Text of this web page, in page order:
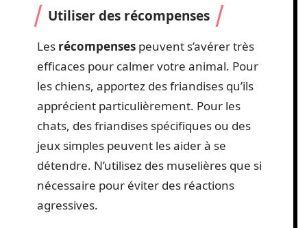
Utiliser des récompenses
Les récompenses peuvent s’avérer très
efficaces pour calmer votre animal. Pour
les chiens, apportez des friandises qu’ils
apprécient particulièrement. Pour les
chats, des friandises spécifiques ou des
jeux simples peuvent les aider à se
détendre. N’utilisez des muselières que si
nécessaire pour éviter des réactions
agressives.